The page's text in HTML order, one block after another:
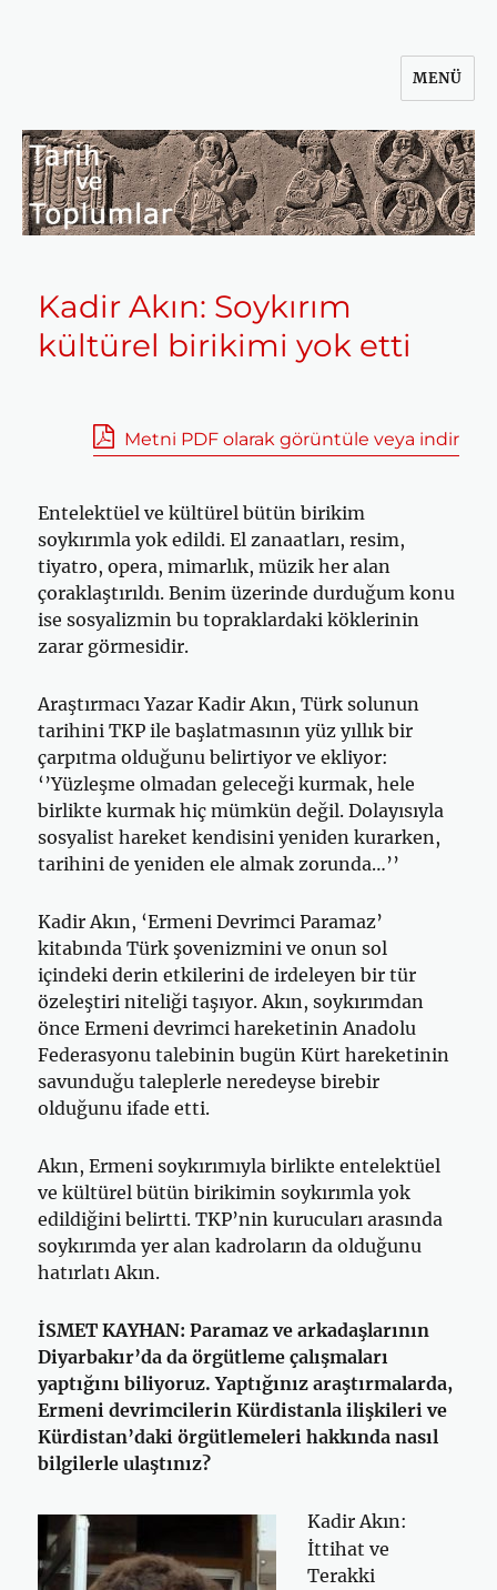
MENÜ
Kadir Akın: Soykırım
kültürel birikimi yok etti
Metni PDF olarak görüntüle veya indir
Entelektüel ve kültürel bütün birikim
soykırımla yok edildi. El zanaatları, resim,
tiyatro, opera, mimarlık, müzik her alan
çoraklaştırıldı. Benim üzerinde durduğum konu
ise sosyalizmin bu topraklardaki köklerinin
zarar görmesidir.
Araştırmacı Yazar Kadir Akın, Türk solunun
tarihini TKP ile başlatmasının yüz yıllık bir
çarpıtma olduğunu belirtiyor ve ekliyor:
‘’Yüzleşme olmadan geleceği kurmak, hele
birlikte kurmak hiç mümkün değil. Dolayısıyla
sosyalist hareket kendisini yeniden kurarken,
tarihini de yeniden ele almak zorunda…’’
Kadir Akın, ‘Ermeni Devrimci Paramaz’
kitabında Türk şovenizmini ve onun sol
içindeki derin etkilerini de irdeleyen bir tür
özeleştiri niteliği taşıyor. Akın, soykırımdan
önce Ermeni devrimci hareketinin Anadolu
Federasyonu talebinin bugün Kürt hareketinin
savunduğu taleplerle neredeyse birebir
olduğunu ifade etti.
Akın, Ermeni soykırımıyla birlikte entelektüel
ve kültürel bütün birikimin soykırımla yok
edildiğini belirtti. TKP’nin kurucuları arasında
soykırımda yer alan kadroların da olduğunu
hatırlatı Akın.
İSMET KAYHAN: Paramaz ve arkadaşlarının
Diyarbakır’da da örgütleme çalışmaları
yaptığını biliyoruz. Yaptığınız araştırmalarda,
Ermeni devrimcilerin Kürdistanla ilişkileri ve
Kürdistan’daki örgütlemeleri hakkında nasıl
bilgilerle ulaştınız?
Kadir Akın:
İttihat ve
Terakki